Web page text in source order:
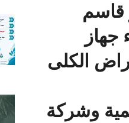
قاسم
الكلى
وشركة